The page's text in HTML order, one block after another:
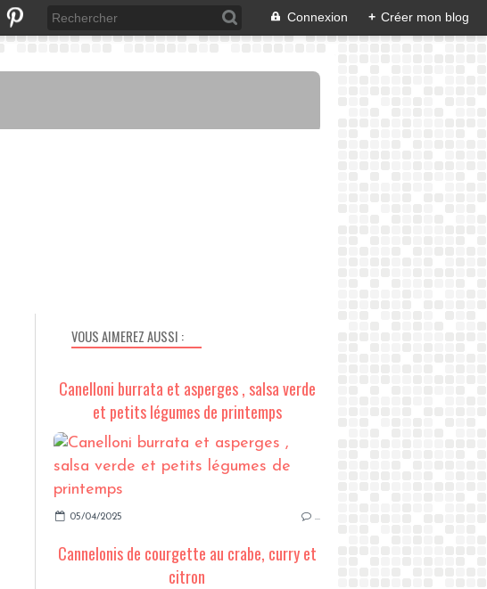
Connexion + Créer mon blog
VOUS AIMEREZ AUSSI :
Canelloni burrata et asperges , salsa verde
et petits légumes de printemps
05/04/2025 …
Cannelonis de courgette au crabe, curry et
citron